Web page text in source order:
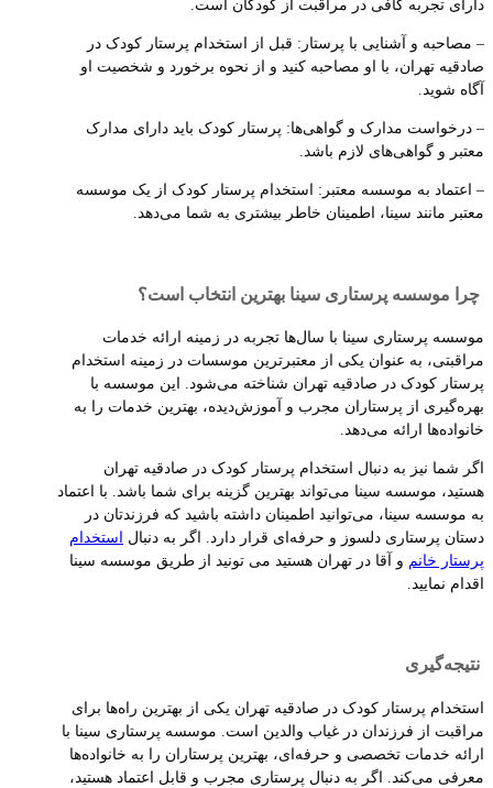
دارای تجربه کافی در مراقبت از کودکان است.
– مصاحبه و آشنایی با پرستار: قبل از استخدام پرستار کودک در
صادقیه تهران، با او مصاحبه کنید و از نحوه برخورد و شخصیت او
آگاه شوید.
– درخواست مدارک و گواهی‌ها: پرستار کودک باید دارای مدارک
معتبر و گواهی‌های لازم باشد.
– اعتماد به موسسه معتبر: استخدام پرستار کودک از یک موسسه
معتبر مانند سینا، اطمینان خاطر بیشتری به شما می‌دهد.
چرا موسسه پرستاری سینا بهترین انتخاب است؟
موسسه پرستاری سینا با سال‌ها تجربه در زمینه ارائه خدمات
مراقبتی، به عنوان یکی از معتبرترین موسسات در زمینه استخدام
پرستار کودک در صادقیه تهران شناخته می‌شود. این موسسه با
بهره‌گیری از پرستاران مجرب و آموزش‌دیده، بهترین خدمات را به
خانواده‌ها ارائه می‌دهد.
اگر شما نیز به دنبال استخدام پرستار کودک در صادقیه تهران
هستید، موسسه سینا می‌تواند بهترین گزینه برای شما باشد. با اعتماد
به موسسه سینا، می‌توانید اطمینان داشته باشید که فرزندتان در
دستان پرستاری دلسوز و حرفه‌ای قرار دارد. اگر به دنبال
استخدام
پرستار خانم و آقا در تهران هستید می تونید از طریق موسسه سینا
اقدام نمایید.
نتیجه‌گیری
استخدام پرستار کودک در صادقیه تهران یکی از بهترین راه‌ها برای
مراقبت از فرزندان در غیاب والدین است. موسسه پرستاری سینا با
ارائه خدمات تخصصی و حرفه‌ای، بهترین پرستاران را به خانواده‌ها
معرفی می‌کند. اگر به دنبال پرستاری مجرب و قابل اعتماد هستید،